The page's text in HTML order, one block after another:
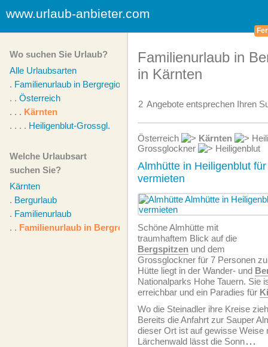
www.urlaub-anbieter.com
Wo suchen Sie Urlaub?
Alle Urlaubsarten
. Familienurlaub in Bergregion
. . Österreich
. . . Kärnten
. . . . Heiligenblut-Grossgl.
Welche Urlaubsart
suchen Sie?
Kärnten
. Bergurlaub
. Familienurlaub
. . Familienurlaub in Bergregion
Familienurlaub in
in Kärnten
2 Angebote entsprechen Ihren
Österreich Kärnten
Grossglockner
Heiligenblut
Almhütte in Heiligenblut
vermieten
Schöne Almhütte mit
traumhaftem Blick auf die
Bergspitzen und dem
Grossglockner für 7 Personen
Hütte liegt in der Wander- und
Nationalparks Hohe Tauern. Sie
erreichbar und ein Paradies für
Wo die Steinadler ihre Kreise
Bereits die Anfahrt zur Sauper
dieser Ort ist auf gewisse Weise
Lärchenwald lässt die Sonn...